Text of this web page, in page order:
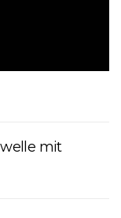
mit